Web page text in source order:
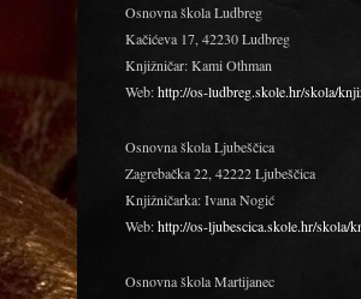
Osnovna škola Ludbreg
Kačićeva 17, 42230 Ludbreg
Knjižničar: Kami Othman
Web:http://os-ludbreg.skole.hr/skola/
Osnovna škola Ljubeščica
Zagrebačka 22, 42222 Ljubeščica
Knjižničarka: Ivana Nogić
Web:http://os-ljubescica.skole.hr/skola/
Osnovna škola Martijanec